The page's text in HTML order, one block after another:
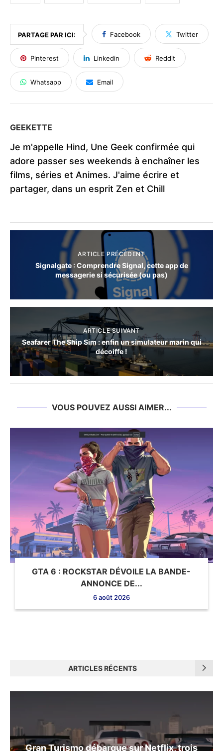
PARTAGE PAR ICI: Facebook Twitter
Pinterest Linkedin Reddit
Whatsapp Email
GEEKETTE
Je m'appelle Hind, Une Geek confirmée qui
adore passer ses weekends à enchaîner les
films, séries et Animes. J'aime écrire et
partager, dans un esprit Zen et Chill
ARTICLE PRÉCÈDENT
Signalgate : Comprendre Signal, cette app de
messagerie si sécurisée (ou pas)
ARTICLE SUIVANT
Seafarer The Ship Sim : enfin un simulateur marin qui
décoiffe !
VOUS POUVEZ AUSSI AIMER...
GTA 6 : ROCKSTAR DÉVOILE LA BANDE-
ANNONCE DE...
6 août 2026
ARTICLES RÉCENTS
Gran Turismo débarque sur Netflix, trois